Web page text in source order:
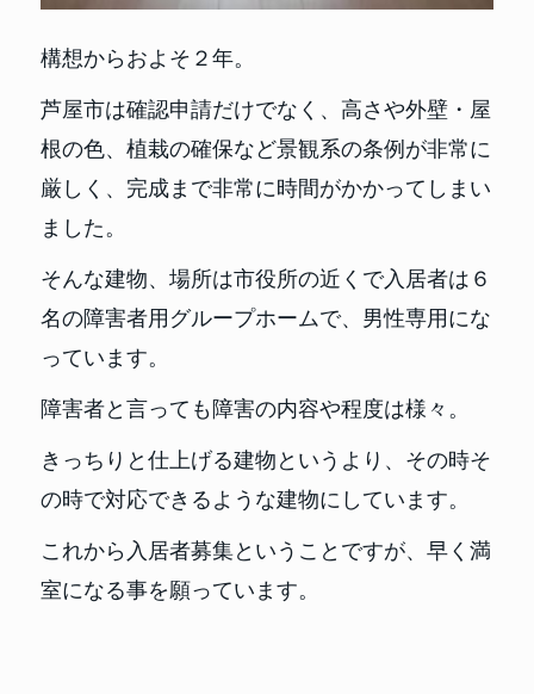
構想からおよそ２年。
芦屋市は確認申請だけでなく、高さや外壁・屋
根の色、植栽の確保など景観系の条例が非常に
厳しく、完成まで非常に時間がかかってしまい
ました。
そんな建物、場所は市役所の近くで入居者は６
名の障害者用グループホームで、男性専用にな
っています。
障害者と言っても障害の内容や程度は様々。
きっちりと仕上げる建物というより、その時そ
の時で対応できるような建物にしています。
これから入居者募集ということですが、早く満
室になる事を願っています。